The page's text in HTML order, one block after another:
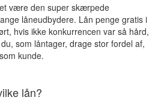
være den super skærpede
låneudbydere. Lån penge gratis i
hvis ikke konkurrencen var så hård,
som låntager, drage stor fordel af,
kunde.
lån?